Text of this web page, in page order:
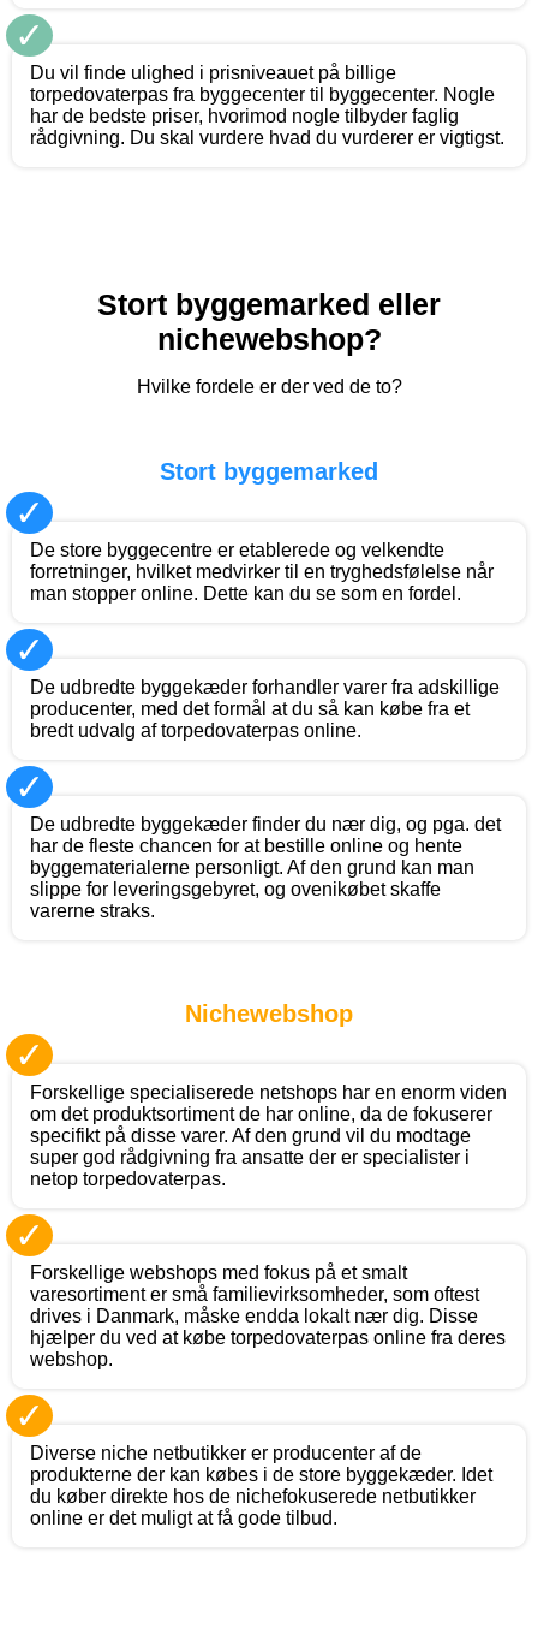
✓
Du vil finde ulighed i prisniveauet på billige
torpedovaterpas fra byggecenter til byggecenter. Nogle
har de bedste priser, hvorimod nogle tilbyder faglig
rådgivning. Du skal vurdere hvad du vurderer er vigtigst.
Stort byggemarked eller
nichewebshop?
Hvilke fordele er der ved de to?
Stort byggemarked
✓
De store byggecentre er etablerede og velkendte
forretninger, hvilket medvirker til en tryghedsfølelse når
man stopper online. Dette kan du se som en fordel.
✓
De udbredte byggekæder forhandler varer fra adskillige
producenter, med det formål at du så kan købe fra et
bredt udvalg af torpedovaterpas online.
✓
De udbredte byggekæder finder du nær dig, og pga. det
har de fleste chancen for at bestille online og hente
byggematerialerne personligt. Af den grund kan man
slippe for leveringsgebyret, og ovenikøbet skaffe
varerne straks.
Nichewebshop
✓
Forskellige specialiserede netshops har en enorm viden
om det produktsortiment de har online, da de fokuserer
specifikt på disse varer. Af den grund vil du modtage
super god rådgivning fra ansatte der er specialister i
netop torpedovaterpas.
✓
Forskellige webshops med fokus på et smalt
varesortiment er små familievirksomheder, som oftest
drives i Danmark, måske endda lokalt nær dig. Disse
hjælper du ved at købe torpedovaterpas online fra deres
webshop.
✓
Diverse niche netbutikker er producenter af de
produkterne der kan købes i de store byggekæder. Idet
du køber direkte hos de nichefokuserede netbutikker
online er det muligt at få gode tilbud.